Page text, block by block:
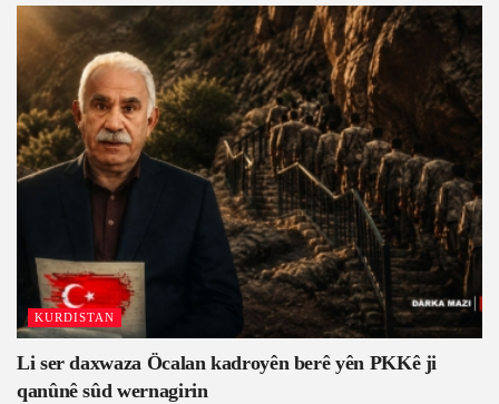
KURDISTAN
Li ser daxwaza Öcalan kadroyên berê yên PKKê ji
qanûnê sûd wernagirin